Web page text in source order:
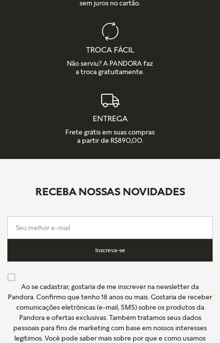
sem juros no cartão.
TROCA FÁCIL
Não serviu? A PANDORA faz
a troca gratuitamente.
ENTREGA
Frete grátis em suas compras
a partir de R$890,00.
RECEBA NOSSAS NOVIDADES
Inscreva-se
Ao se cadastrar, gostaria de me inscrever na newsletter da
Pandora. Confirmo que tenho 18 anos ou mais. Gostaria de receber
comunicações eletrônicas (e-mail, SMS) sobre os produtos da
Pandora e ofertas exclusivas. Também tratamos seus dados
pessoais para fins de marketing com base em nossos interesses
legítimos. Você pode saber mais sobre por que e como usamos